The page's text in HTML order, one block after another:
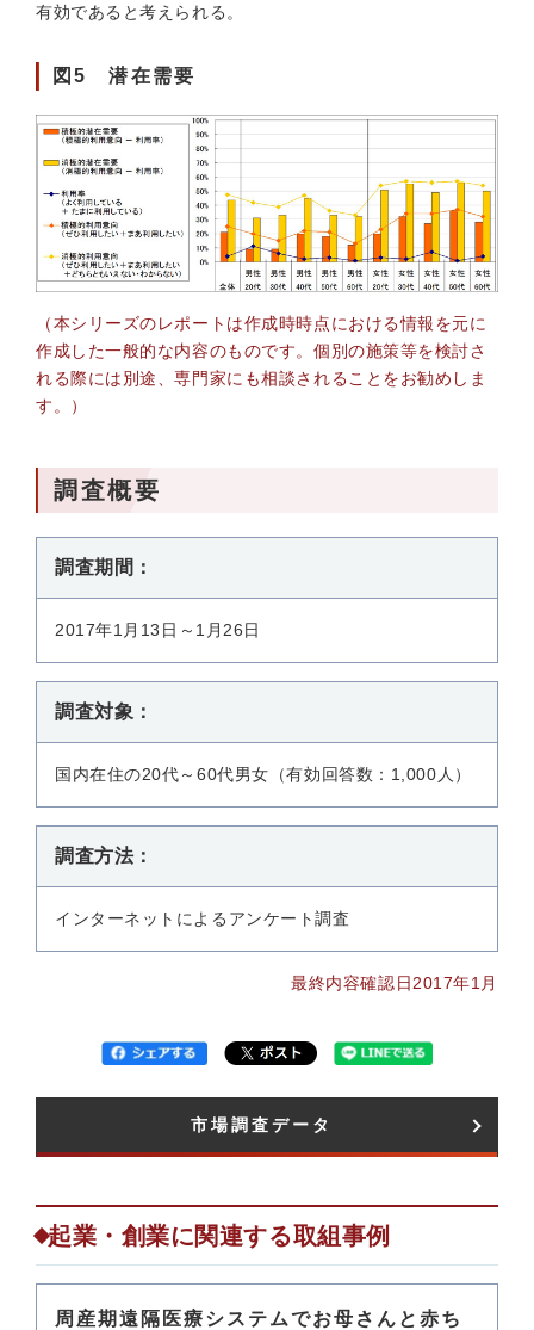
有効であると考えられる。
図5 潜在需要
（本シリーズのレポートは作成時時点における情報を元に
作成した一般的な内容のものです。個別の施策等を検討さ
れる際には別途、専門家にも相談されることをお勧めしま
す。）
調査概要
調査期間：
2017年1月13日～1月26日
調査対象：
国内在住の20代～60代男女（有効回答数：1,000人）
調査方法：
インターネットによるアンケート調査
最終内容確認日2017年1月
市場調査データ​
起業・創業に関連する取組事例
周産期遠隔医療システムでお母さんと赤ち